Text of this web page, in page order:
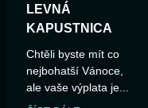
LEVNÁ
KAPUSTNICA
Chtěli byste mít co
nejbohatší Vánoce,
ale vaše výplata je...